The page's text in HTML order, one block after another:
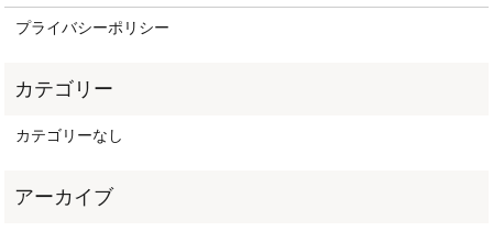
プライバシーポリシー
カテゴリーなし